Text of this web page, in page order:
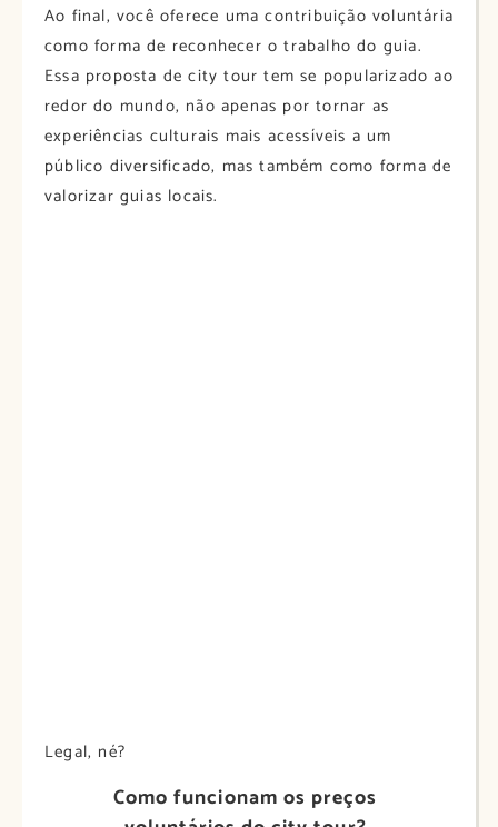
Ao final, você oferece uma contribuição voluntária
como forma de reconhecer o trabalho do guia.
Essa proposta de city tour tem se popularizado ao
redor do mundo, não apenas por tornar as
experiências culturais mais acessíveis a um
público diversificado, mas também como forma de
valorizar guias locais.
Legal, né?
Como funcionam os preços